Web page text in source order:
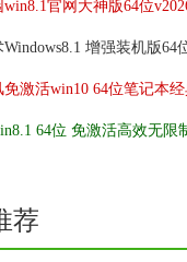
官网大神版64位
增强装机版64
免激活win10 64位笔记本经
64位 免激活高效无限
荐